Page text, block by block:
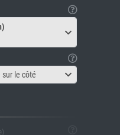
le côté